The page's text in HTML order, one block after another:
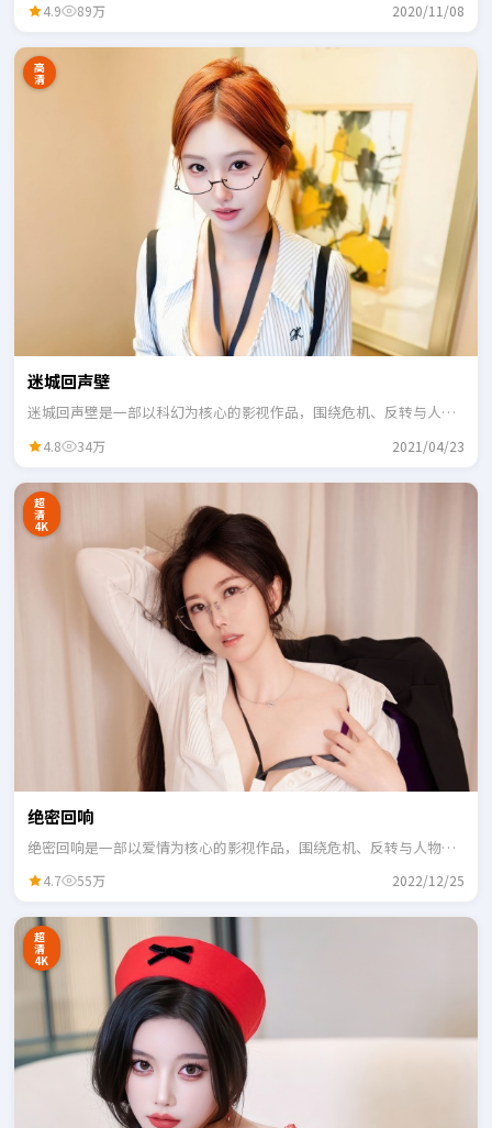
4.9 89万 2020/11/08
高
清
迷城回声壁
迷城回声壁是一部以科幻为核心的影视作品，围绕危机、反转与人物
4.8 34万 2021/04/23
超
清
4K
绝密回响
绝密回响是一部以爱情为核心的影视作品，围绕危机、反转与人物成
4.7 55万 2022/12/25
超
清
4K